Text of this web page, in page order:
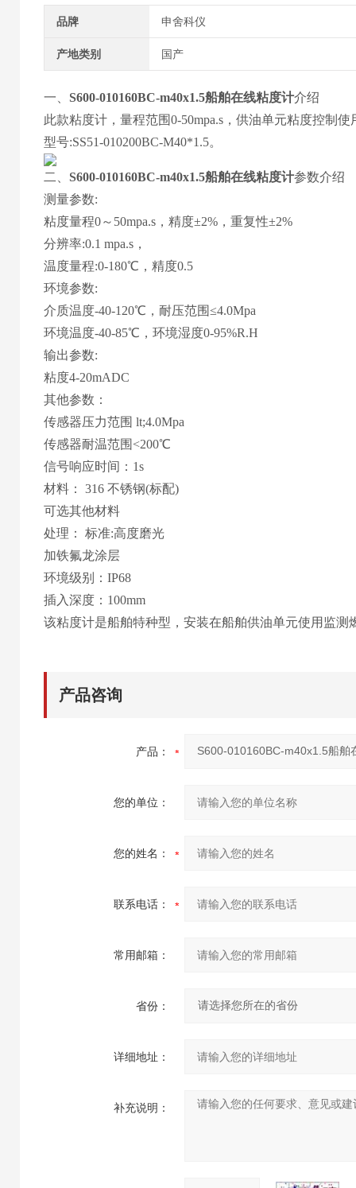
品牌 申舍科仪
产地类别 国产
一、 S600-010160BC-m40x1.5船舶在线粘度计介绍
此款粘度计，量程范围0-50mpa.s，供油单元粘度控制
型号:SS51-010200BC-M40*1.5。
二、 S600-010160BC-m40x1.5船舶在线粘度计参数介绍
测量参数:
粘度量程0～50mpa.s，精度±2%，重复性±2%
分辨率:0.1 mpa.s，
温度量程:0-180℃，精度0.5
环境参数:
介质温度-40-120℃，耐压范围≤4.0Mpa
环境温度-40-85℃，环境湿度0-95%R.H
输出参数:
粘度4-20mADC
其他参数：
传感器压力范围 lt;4.0Mpa
传感器耐温范围<200℃
信号响应时间：1s
材料： 316 不锈钢(标配)
可选其他材料
处理： 标准:高度磨光
加铁氟龙涂层
环境级别：IP68
插入深度：100mm
该粘度计是船舶特种型，安装在船舶供油单元使用监测
产品咨询
产品：
您的单位：
您的姓名：
联系电话：
常用邮箱：
省份：
详细地址：
补充说明：